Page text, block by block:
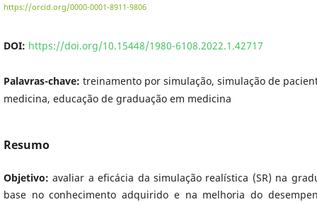
https://orcid.org/0000-0001-8911-9806
DOI: https://doi.org/10.15448/1980-6108.2022.1.42717
Palavras-chave: treinamento por simulação, simulação de
medicina, educação de graduação em medicina
Resumo
Objetivo:avaliar a eficácia da simulação realística (SR) na
base no conhecimento adquirido e na melhoria do